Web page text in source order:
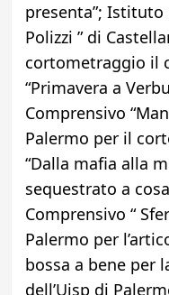
presenta”; Istituto
Polizzi ” di
cortometraggio il
“Primavera a
Comprensivo
Palermo per il
“Dalla mafia alla
sequestrato a
Comprensivo “
Palermo per
bossa a bene per
dell’Uisp di